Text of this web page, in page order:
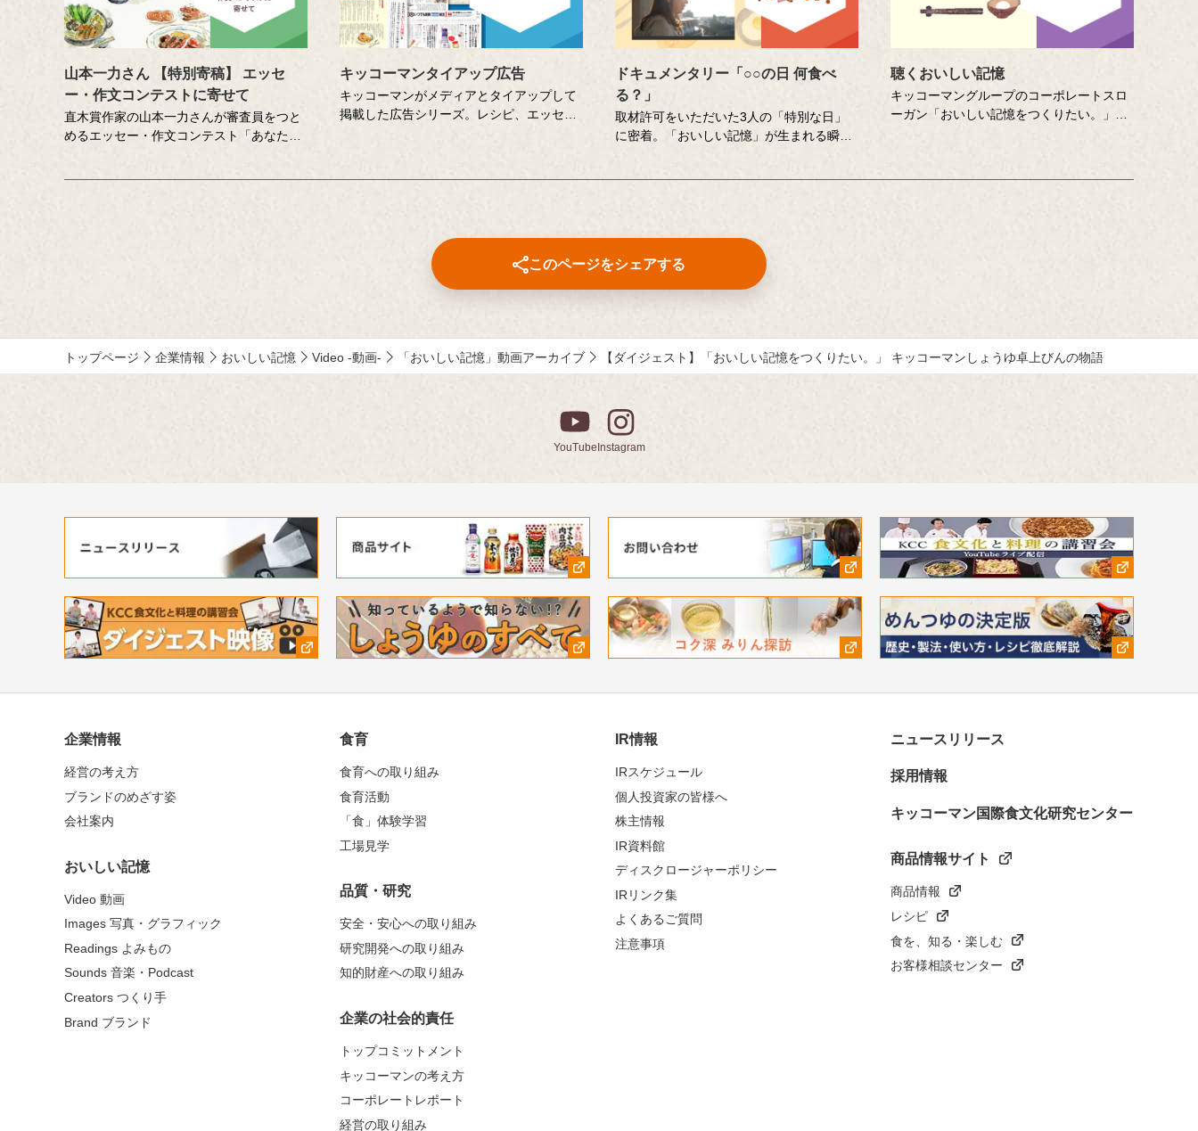
山本一力さん 【特別寄稿】 エッセ
ー・作文コンテストに寄せて
直木賞作家の山本一力さんが審査員をつと
めるエッセー・作文コンテスト「あなたの
キッコーマンタイアップ広告
キッコーマンがメディアとタイアップして
掲載した広告シリーズ。レシピ、エッセ
ドキュメンタリー「○○の日 何食べ
る？」
取材許可をいただいた3人の「特別な日」
に密着。「おいしい記憶」が生まれる瞬間
聴くおいしい記憶
キッコーマングループのコーポレートスロ
ーガン「おいしい記憶をつくりたい。」に
このページをシェアする
トップページ 企業情報 おいしい記憶 Video -動画- 「おいしい記憶」動画アーカイブ 【ダイジェスト】「おいしい記憶をつくりたい。」 キッコーマンしょうゆ卓上びんの物語
YouTube Instagram
企業情報
経営の考え方
ブランドのめざす姿
会社案内
おいしい記憶
Video 動画
Images 写真・グラフィック
Readings よみもの
Sounds 音楽・Podcast
Creators つくり手
Brand ブランド
食育
食育への取り組み
食育活動
「食」体験学習
工場見学
品質・研究
安全・安心への取り組み
研究開発への取り組み
知的財産への取り組み
企業の社会的責任
トップコミットメント
キッコーマンの考え方
コーポレートレポート
経営の取り組み
IR情報
IRスケジュール
個人投資家の皆様へ
株主情報
IR資料館
ディスクロージャーポリシー
IRリンク集
よくあるご質問
注意事項
ニュースリリース
採用情報
キッコーマン国際食文化研究センター
商品情報サイト
商品情報
レシピ
食を、知る・楽しむ
お客様相談センター